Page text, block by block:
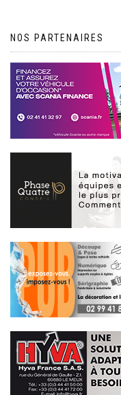
NOS PARTENAIRES